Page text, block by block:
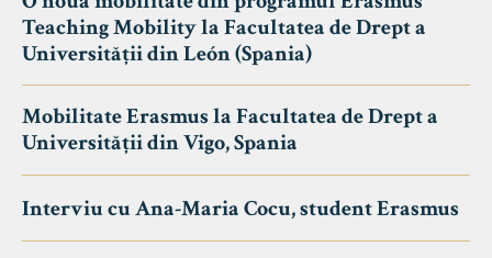
Teaching Mobility la Facultatea de Drept a
Universității din León (Spania)
Mobilitate Erasmus la Facultatea de Drept a
Universității din Vigo, Spania
Interviu cu Ana-Maria Cocu, student Erasmus